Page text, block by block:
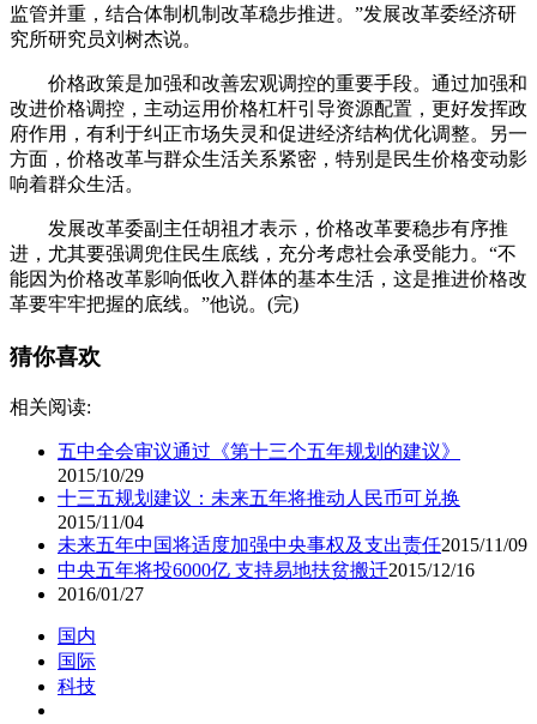
监管并重，结合体制机制改革稳步推进。”发展改革委经济研
究所研究员刘树杰说。
价格政策是加强和改善宏观调控的重要手段。通过加强和
改进价格调控，主动运用价格杠杆引导资源配置，更好发挥政
府作用，有利于纠正市场失灵和促进经济结构优化调整。另一
方面，价格改革与群众生活关系紧密，特别是民生价格变动影
响着群众生活。
发展改革委副主任胡祖才表示，价格改革要稳步有序推
进，尤其要强调兜住民生底线，充分考虑社会承受能力。“不
能因为价格改革影响低收入群体的基本生活，这是推进价格改
革要牢牢把握的底线。”他说。(完)
猜你喜欢
相关阅读:
五中全会审议通过《第十三个五年规划的建议》
2015/10/29
十三五规划建议：未来五年将推动人民币可兑换
2015/11/04
未来五年中国将适度加强中央事权及支出责任2015/11/09
中央五年将投6000亿 支持易地扶贫搬迁2015/12/16
2016/01/27
国内
国际
科技